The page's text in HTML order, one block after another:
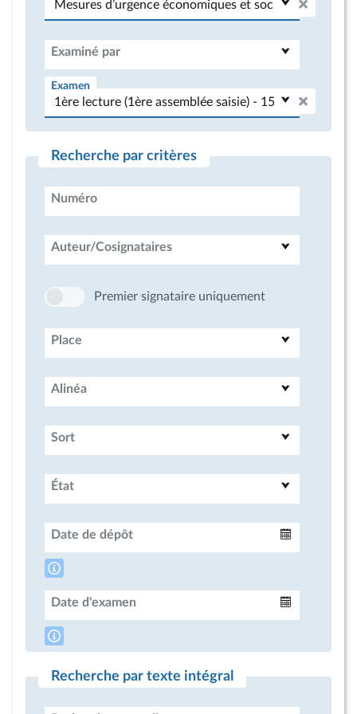
Examiné par
Examen
Recherche par critères
Numéro
Auteur/Cosignataires
Premier signataire uniquement
Place
Alinéa
Sort
État
Date de dépôt
Date d'examen
Recherche par texte intégral